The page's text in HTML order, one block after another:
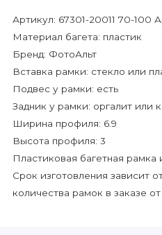
Артикул: 67301-20011 70-100
Материал багета: пластик
Бренд: ФотоАльт
Вставка рамки: стекло или
Подвес у рамки: есть
Задник у рамки: оргалит или
Ширина профиля: 6.9
Высота профиля: 3
Пластиковая багетная рамка
Срок изготовления зависит
количества рамок в заказе от